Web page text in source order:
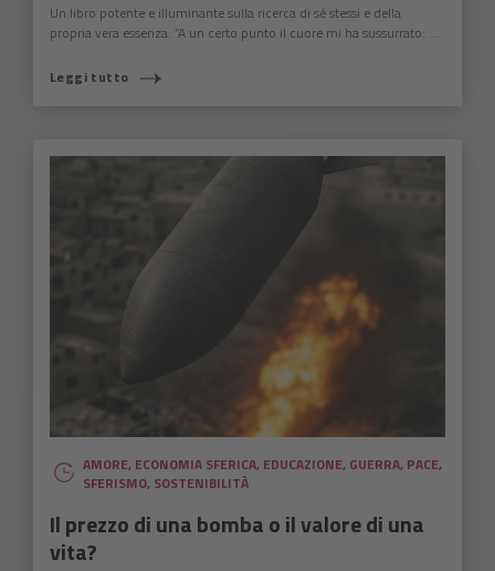
Un libro potente e illuminante sulla ricerca di sé stessi e della
propria vera essenza. “A un certo punto il cuore mi ha sussurrato: ...
Leggi tutto
AMORE, ECONOMIA SFERICA, EDUCAZIONE, GUERRA, PACE,
SFERISMO, SOSTENIBILITÀ
Il prezzo di una bomba o il valore di una
vita?